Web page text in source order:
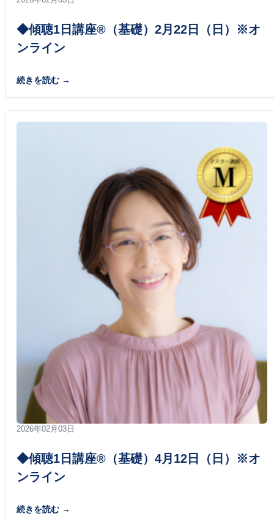
◆傾聴1日講座®（基礎）2月22日（日）※オ
ンライン
続きを読む
2026年02月03日
◆傾聴1日講座®（基礎）4月12日（日）※オ
ンライン
続きを読む